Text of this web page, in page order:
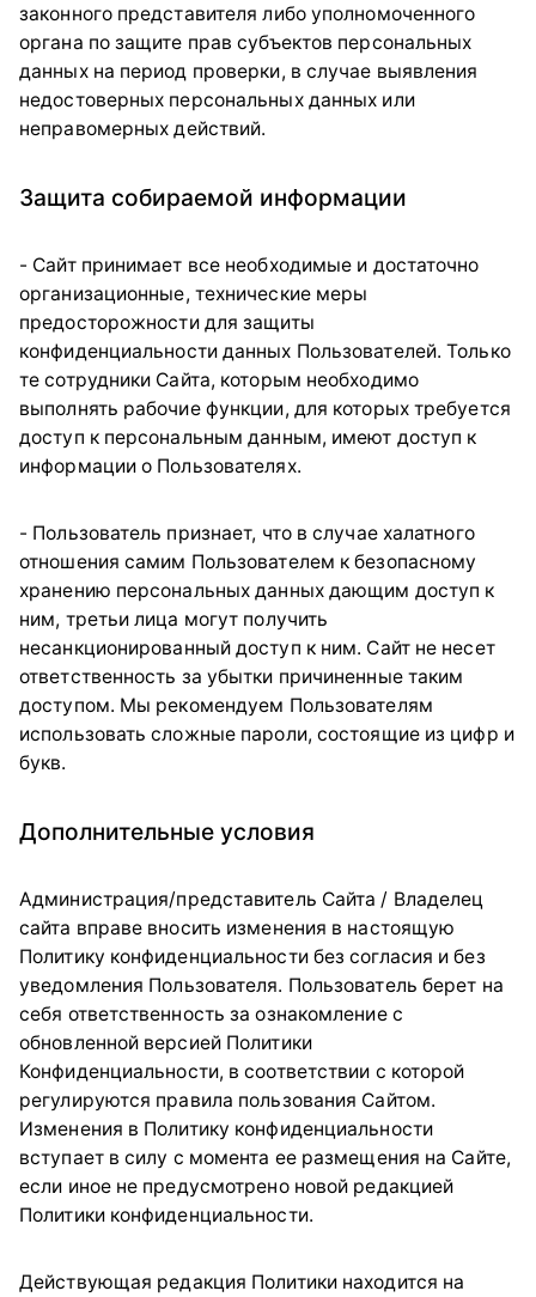
законного представителя либо уполномоченного
органа по защите прав субъектов персональных
данных на период проверки, в случае выявления
недостоверных персональных данных или
неправомерных действий.
Защита собираемой информации
- Сайт принимает все необходимые и достаточно
организационные, технические меры
предосторожности для защиты
конфиденциальности данных Пользователей. Только
те сотрудники Сайта, которым необходимо
выполнять рабочие функции, для которых требуется
доступ к персональным данным, имеют доступ к
информации о Пользователях.
- Пользователь признает, что в случае халатного
отношения самим Пользователем к безопасному
хранению персональных данных дающим доступ к
ним, третьи лица могут получить
несанкционированный доступ к ним. Сайт не несет
ответственность за убытки причиненные таким
доступом. Мы рекомендуем Пользователям
использовать сложные пароли, состоящие из цифр и
букв.
Дополнительные условия
Администрация/представитель Сайта / Владелец
сайта вправе вносить изменения в настоящую
Политику конфиденциальности без согласия и без
уведомления Пользователя. Пользователь берет на
себя ответственность за ознакомление с
обновленной версией Политики
Конфиденциальности, в соответствии с которой
регулируются правила пользования Сайтом.
Изменения в Политику конфиденциальности
вступает в силу с момента ее размещения на Сайте,
если иное не предусмотрено новой редакцией
Политики конфиденциальности.
Действующая редакция Политики находится на